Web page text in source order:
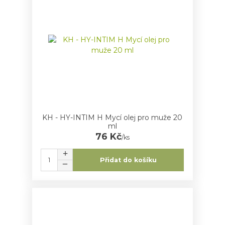
KH - HY-INTIM H Mycí olej pro muže 20
ml
76 Kč/ks
Přidat do košíku